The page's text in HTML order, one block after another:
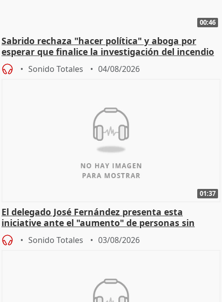
00:46
Sabrido rechaza "hacer política" y aboga por
esperar que finalice la investigación del incendio
Sonido Totales 04/08/2026
01:37
El delegado José Fernández presenta esta
iniciative ante el "aumento" de personas sin
hogar en Madri
Sonido Totales 03/08/2026